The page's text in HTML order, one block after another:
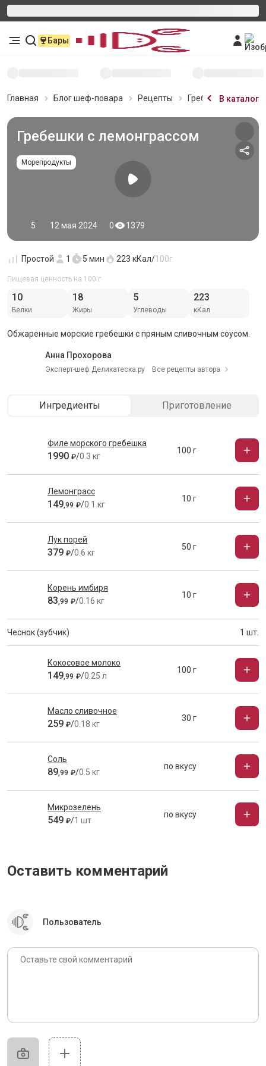
Бары
Главная Блог шеф-повара Рецепты Гребешки сВ каталог
Гребешки с лемонграссом
Морепродукты
5 12 мая 2024 0 1379
Простой 1 5 мин 223 кКал/100г
Пищевая ценность на 100 г
10
Белки
18
Жиры
5
Углеводы
223
кКал
Обжаренные морские гребешки с пряным сливочным соусом.
Анна Прохорова
Эксперт-шеф Деликатеска.ру Все рецепты автора
Ингредиенты Приготовление
Филе морского гребешка
1990 ₽/0.3 кг
100 г
Лемонграсс
149,99 ₽/0.1 кг
10 г
Лук порей
379 ₽/0.6 кг
50 г
Корень имбиря
83,99 ₽/0.16 кг
10 г
Чеснок (зубчик) 1 шт.
Кокосовое молоко
149,99 ₽/0.25 л
100 г
Масло сливочное
259 ₽/0.18 кг
30 г
Соль
89,99 ₽/0.5 кг
по вкусу
Микрозелень
549 ₽/1 шт
по вкусу
Оставить комментарий
Пользователь